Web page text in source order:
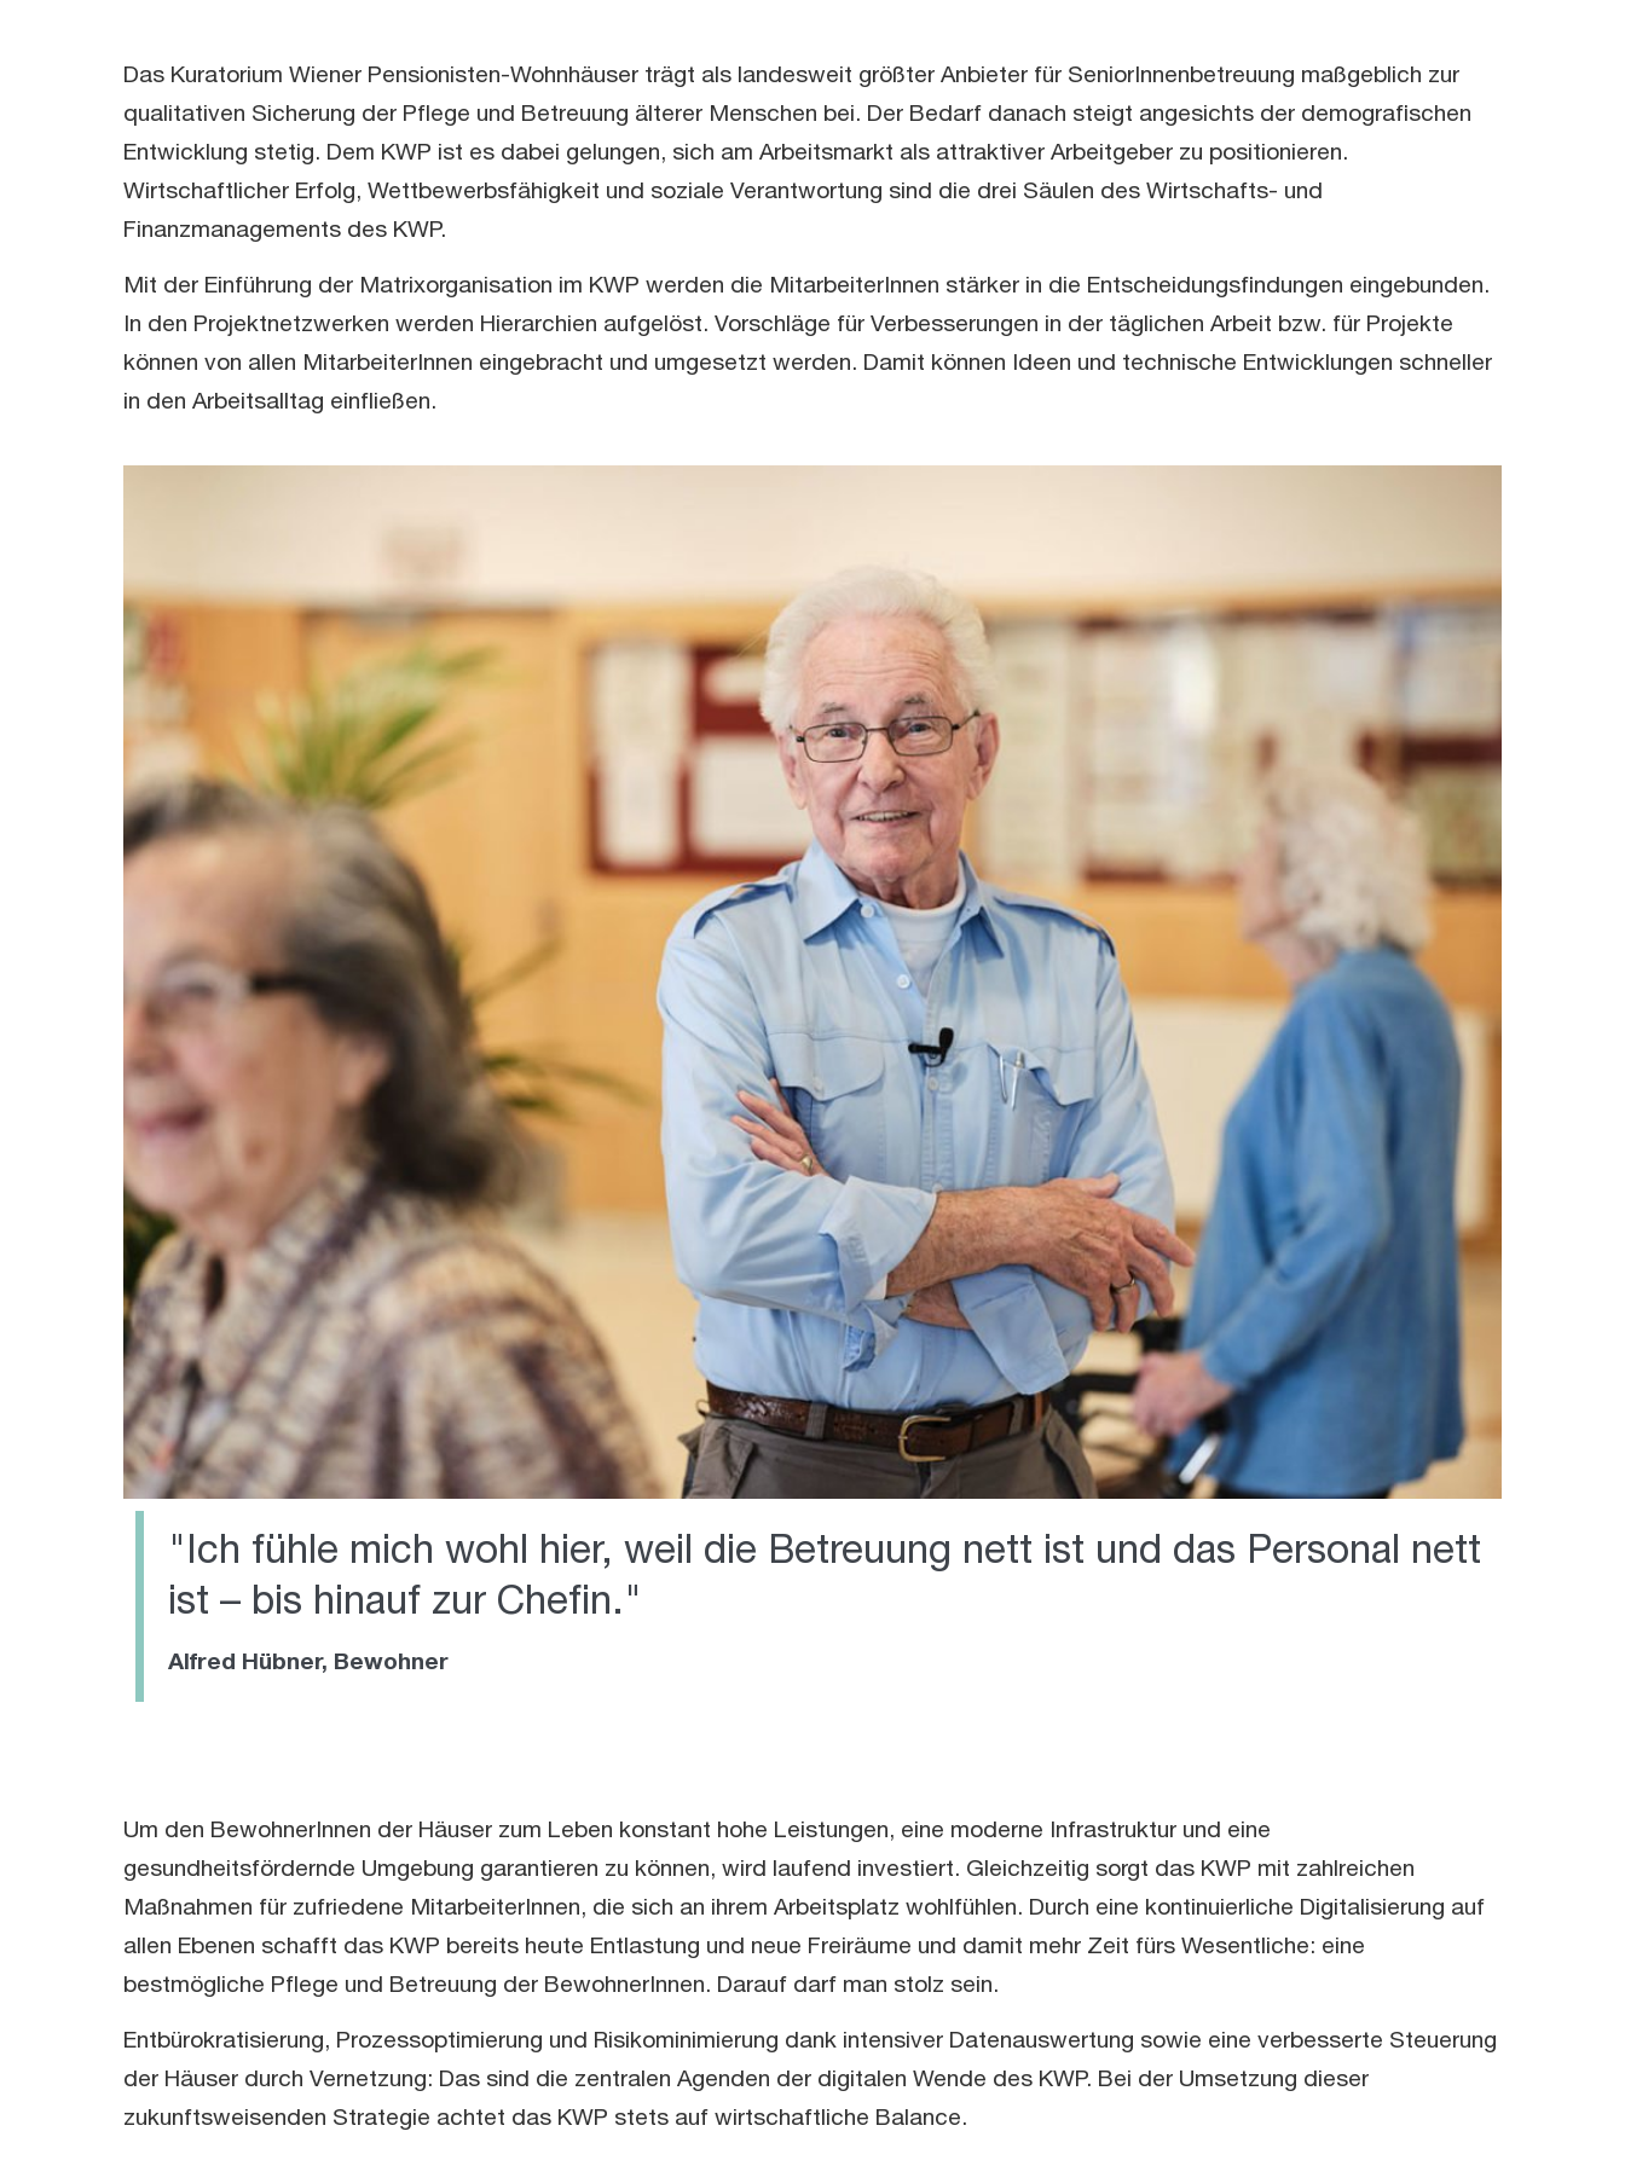
Das Kuratorium Wiener Pensionisten-Wohnhäuser trägt als landesweit größter Anbieter für SeniorInnenbetreuung maßgeblich zur
qualitativen Sicherung der Pflege und Betreuung älterer Menschen bei. Der Bedarf danach steigt angesichts der demografischen
Entwicklung stetig. Dem KWP ist es dabei gelungen, sich am Arbeitsmarkt als attraktiver Arbeitgeber zu positionieren.
Wirtschaftlicher Erfolg, Wettbewerbsfähigkeit und soziale Verantwortung sind die drei Säulen des Wirtschafts- und
Finanzmanagements des KWP.
Mit der Einführung der Matrixorganisation im KWP werden die MitarbeiterInnen stärker in die Entscheidungsfindungen eingebunden.
In den Projektnetzwerken werden Hierarchien aufgelöst. Vorschläge für Verbesserungen in der täglichen Arbeit bzw. für Projekte
können von allen MitarbeiterInnen eingebracht und umgesetzt werden. Damit können Ideen und technische Entwicklungen schneller
in den Arbeitsalltag einfließen.
"Ich fühle mich wohl hier, weil die Betreuung nett ist und das Personal nett
ist – bis hinauf zur Chefin."
Alfred Hübner, Bewohner
Um den BewohnerInnen der Häuser zum Leben konstant hohe Leistungen, eine moderne Infrastruktur und eine
gesundheitsfördernde Umgebung garantieren zu können, wird laufend investiert. Gleichzeitig sorgt das KWP mit zahlreichen
Maßnahmen für zufriedene MitarbeiterInnen, die sich an ihrem Arbeitsplatz wohlfühlen. Durch eine kontinuierliche Digitalisierung auf
allen Ebenen schafft das KWP bereits heute Entlastung und neue Freiräume und damit mehr Zeit fürs Wesentliche: eine
bestmögliche Pflege und Betreuung der BewohnerInnen. Darauf darf man stolz sein.
Entbürokratisierung, Prozessoptimierung und Risikominimierung dank intensiver Datenauswertung sowie eine verbesserte Steuerung
der Häuser durch Vernetzung: Das sind die zentralen Agenden der digitalen Wende des KWP. Bei der Umsetzung dieser
zukunftsweisenden Strategie achtet das KWP stets auf wirtschaftliche Balance.